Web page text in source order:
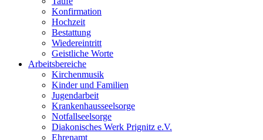
Konfirmation
Hochzeit
Bestattung
Wiedereintritt
Geistliche Worte
Arbeitsbereiche
Kirchenmusik
Kinder und Familien
Jugendarbeit
Krankenhausseelsorge
Notfallseelsorge
Diakonisches Werk Prignitz e.V.
Ehrenamt